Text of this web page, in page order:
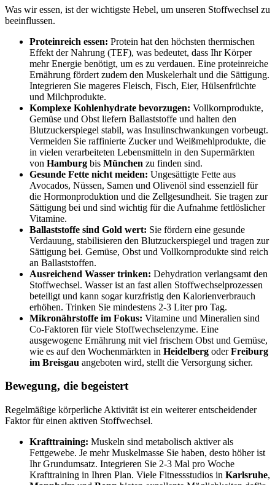
Was wir essen, ist der wichtigste Hebel, um unseren Stoffwechsel zu
beeinflussen.
Proteinreich essen: Protein hat den höchsten thermischen
Effekt der Nahrung (TEF), was bedeutet, dass Ihr Körper
mehr Energie benötigt, um es zu verdauen. Eine proteinreiche
Ernährung fördert zudem den Muskelerhalt und die Sättigung.
Integrieren Sie mageres Fleisch, Fisch, Eier, Hülsenfrüchte
und Milchprodukte.
Komplexe Kohlenhydrate bevorzugen: Vollkornprodukte,
Gemüse und Obst liefern Ballaststoffe und halten den
Blutzuckerspiegel stabil, was Insulinschwankungen vorbeugt.
Vermeiden Sie raffinierte Zucker und Weißmehlprodukte, die
in vielen verarbeiteten Lebensmitteln in den Supermärkten
von Hamburg bis München zu finden sind.
Gesunde Fette nicht meiden: Ungesättigte Fette aus
Avocados, Nüssen, Samen und Olivenöl sind essenziell für
die Hormonproduktion und die Zellgesundheit. Sie tragen zur
Sättigung bei und sind wichtig für die Aufnahme fettlöslicher
Vitamine.
Ballaststoffe sind Gold wert: Sie fördern eine gesunde
Verdauung, stabilisieren den Blutzuckerspiegel und tragen zur
Sättigung bei. Gemüse, Obst und Vollkornprodukte sind reich
an Ballaststoffen.
Ausreichend Wasser trinken: Dehydration verlangsamt den
Stoffwechsel. Wasser ist an fast allen Stoffwechselprozessen
beteiligt und kann sogar kurzfristig den Kalorienverbrauch
erhöhen. Trinken Sie mindestens 2-3 Liter pro Tag.
Mikronährstoffe im Fokus: Vitamine und Mineralien sind
Co-Faktoren für viele Stoffwechselenzyme. Eine
ausgewogene Ernährung mit viel frischem Obst und Gemüse,
wie es auf den Wochenmärkten in Heidelberg oderFreiburg
im Breisgau angeboten wird, stellt die Versorgung sicher.
Bewegung, die begeistert
Regelmäßige körperliche Aktivität ist ein weiterer entscheidender
Faktor für einen aktiven Stoffwechsel.
Krafttraining: Muskeln sind metabolisch aktiver als
Fettgewebe. Je mehr Muskelmasse Sie haben, desto höher ist
Ihr Grundumsatz. Integrieren Sie 2-3 Mal pro Woche
Krafttraining in Ihren Plan. Viele Fitnessstudios in Karlsruhe,